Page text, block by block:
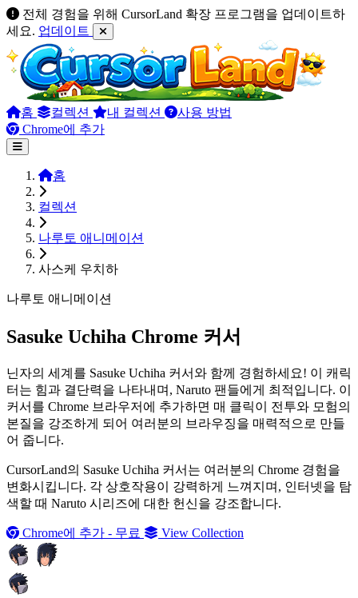
전체 경험을 위해 CursorLand 확장 프로그램을 업데이트하
세요. 업데이트
홈 컬렉션 내 컬렉션
사용 방법
Chrome에 추가
홈
컬렉션
나루토 애니메이션
사스케 우치하
나루토 애니메이션
Sasuke Uchiha Chrome 커서
닌자의 세계를 Sasuke Uchiha 커서와 함께 경험하세요! 이 캐릭
터는 힘과 결단력을 나타내며, Naruto 팬들에게 최적입니다. 이
커서를 Chrome 브라우저에 추가하면 매 클릭이 전투와 모험의
본질을 강조하게 되어 여러분의 브라우징을 매력적으로 만들
어 줍니다.
CursorLand의 Sasuke Uchiha 커서는 여러분의 Chrome 경험을
변화시킵니다. 각 상호작용이 강력하게 느껴지며, 인터넷을 탐
색할 때 Naruto 시리즈에 대한 헌신을 강조합니다.
Chrome에 추가 - 무료 View Collection